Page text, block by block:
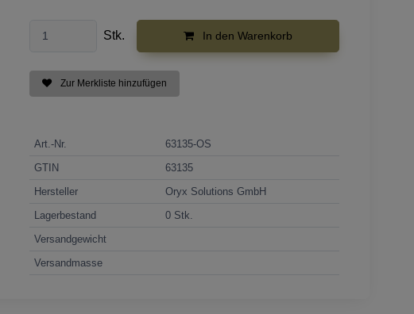
Stk. In den Warenkorb
Zur Merkliste hinzufügen
Art.-Nr.
63135-OS
GTIN
63135
Hersteller
Oryx Solutions GmbH
Lagerbestand
0 Stk.
Versandgewicht
Versandmasse